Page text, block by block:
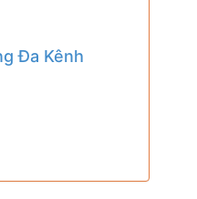
Đa Kênh